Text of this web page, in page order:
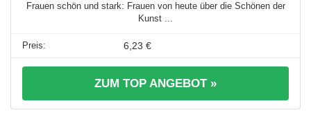
Frauen schön und stark: Frauen von heute über die Schönen der
Kunst ...
6,23 €
ZUM TOP ANGEBOT »